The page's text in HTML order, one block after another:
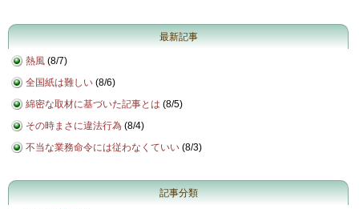
最新記事
熱風 (8/7)
全国紙は難しい (8/6)
綿密な取材に基づいた記事とは (8/5)
その時まさに違法行為 (8/4)
不当な業務命令には従わなくていい (8/3)
記事分類